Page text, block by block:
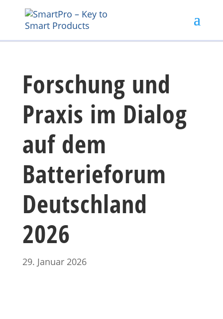
Forschung und
Praxis im Dialog
auf dem
Batterieforum
Deutschland
2026
29. Januar 2026